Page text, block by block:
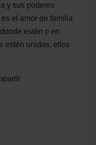
y sus poderes
el amor de familia
estén o en
estén unidos, ellos